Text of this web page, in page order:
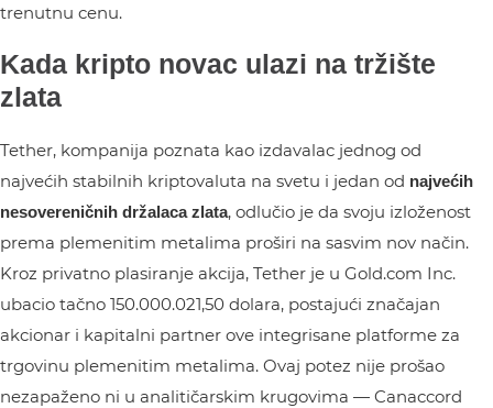
trenutnu cenu.
Kada kripto novac ulazi na tržište
zlata
Tether, kompanija poznata kao izdavalac jednog od
najvećih stabilnih kriptovaluta na svetu i jedan od najvećih
nesovereničnih držalaca zlata, odlučio je da svoju izloženost
prema plemenitim metalima proširi na sasvim nov način.
Kroz privatno plasiranje akcija, Tether je u Gold.com Inc.
ubacio tačno 150.000.021,50 dolara, postajući značajan
akcionar i kapitalni partner ove integrisane platforme za
trgovinu plemenitim metalima. Ovaj potez nije prošao
nezapaženo ni u analitičarskim krugovima — Canaccord